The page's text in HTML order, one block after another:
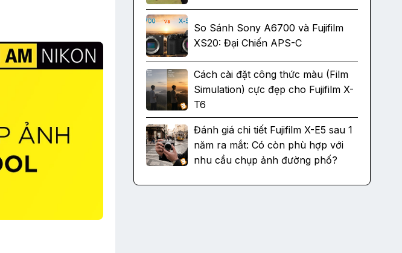
So Sánh Sony A6700 và Fujifilm
XS20: Đại Chiến APS-C
Cách cài đặt công thức màu (Film
Simulation) cực đẹp cho Fujifilm X-
T6
Đánh giá chi tiết Fujifilm X-E5 sau 1
năm ra mắt: Có còn phù hợp với
nhu cầu chụp ảnh đường phố?